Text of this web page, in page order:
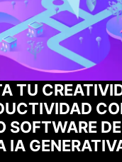
Y
CON EL
DE ADOBE Y